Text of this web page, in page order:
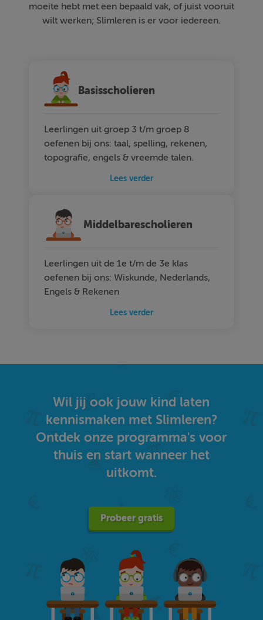
moeite hebt met een bepaald vak, of juist vooruit
wilt werken; Slimleren is er voor iedereen.
Basisscholieren
Leerlingen uit groep 3 t/m groep 8
oefenen bij ons: taal, spelling, rekenen,
topografie, engels & vreemde talen.
Lees verder
Middelbarescholieren
Leerlingen uit de 1e t/m de 3e klas
oefenen bij ons: Wiskunde, Nederlands,
Engels & Rekenen
Lees verder
Wil jij ook jouw kind laten
kennismaken met Slimleren?
Ontdek onze programma's voor
thuis en start wanneer het
uitkomt.
Probeer gratis